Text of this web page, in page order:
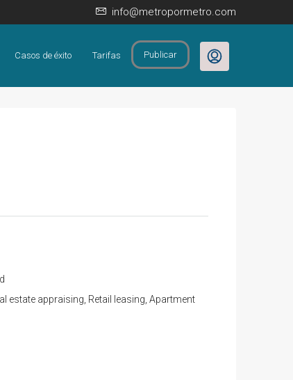
info@metropormetro.com
Casos de éxito Tarifas Publicar
estate appraising, Retail leasing, Apartment